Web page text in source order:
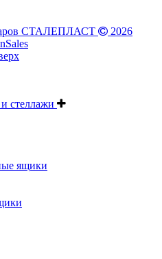
СТАЛЕПЛАСТ
2026
стеллажи
ящики